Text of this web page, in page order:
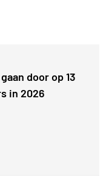
door op 13
in 2026